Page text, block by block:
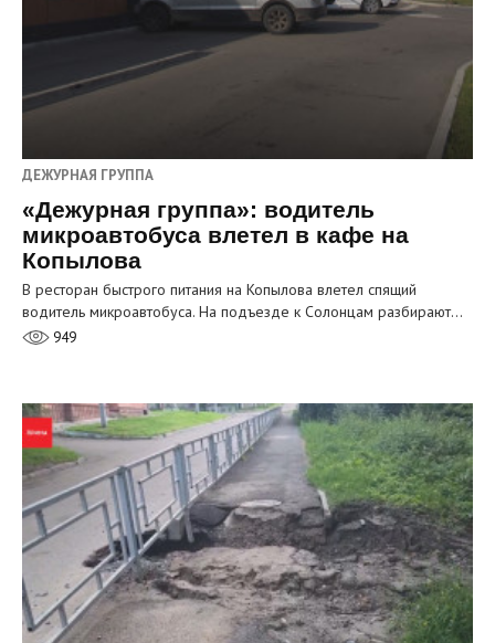
ДЕЖУРНАЯ ГРУППА
«Дежурная группа»: водитель
микроавтобуса влетел в кафе на
Копылова
В ресторан быстрого питания на Копылова влетел спящий
водитель микроавтобуса. На подъезде к Солонцам разбирают…
949